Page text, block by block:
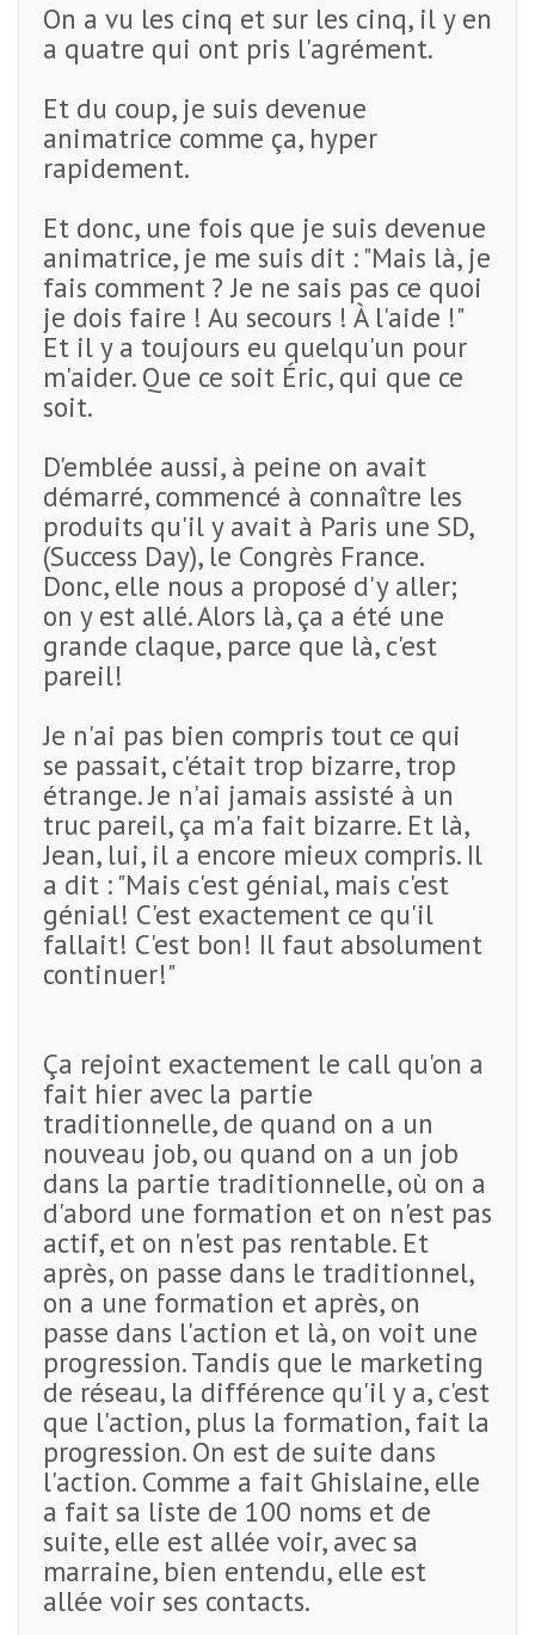
On a vu les cinq et sur les cinq, il y en
a quatre qui ont pris l'agrément.
Et du coup, je suis devenue
animatrice comme ça, hyper
rapidement.
Et donc, une fois que je suis devenue
animatrice, je me suis dit : "Mais là, je
fais comment ? Je ne sais pas ce quoi
je dois faire ! Au secours ! À l'aide !"
Et il y a toujours eu quelqu'un pour
m'aider. Que ce soit Éric, qui que ce
soit.
D'emblée aussi, à peine on avait
démarré, commencé à connaître les
produits qu'il y avait à Paris une SD,
(Success Day), le Congrès France.
Donc, elle nous a proposé d'y aller;
on y est allé. Alors là, ça a été une
grande claque, parce que là, c'est
pareil!
Je n'ai pas bien compris tout ce qui
se passait, c'était trop bizarre, trop
étrange. Je n'ai jamais assisté à un
truc pareil, ça m'a fait bizarre. Et là,
Jean, lui, il a encore mieux compris. Il
a dit : "Mais c'est génial, mais c'est
génial! C'est exactement ce qu'il
fallait! C'est bon! Il faut absolument
continuer!"
Ça rejoint exactement le call qu'on a
fait hier avec la partie
traditionnelle, de quand on a un
nouveau job, ou quand on a un job
dans la partie traditionnelle, où on a
d'abord une formation et on n'est pas
actif, et on n'est pas rentable. Et
après, on passe dans le traditionnel,
on a une formation et après, on
passe dans l'action et là, on voit une
progression. Tandis que le marketing
de réseau, la différence qu'il y a, c'est
que l'action, plus la formation, fait la
progression. On est de suite dans
l'action. Comme a fait Ghislaine, elle
a fait sa liste de 100 noms et de
suite, elle est allée voir, avec sa
marraine, bien entendu, elle est
allée voir ses contacts.